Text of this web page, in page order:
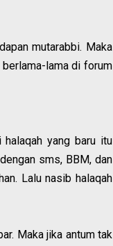
mutarabbi. Maka
lama di forum
yang baru itu
sms, BBM, dan
Lalu nasib halaqah
Maka jika antum tak